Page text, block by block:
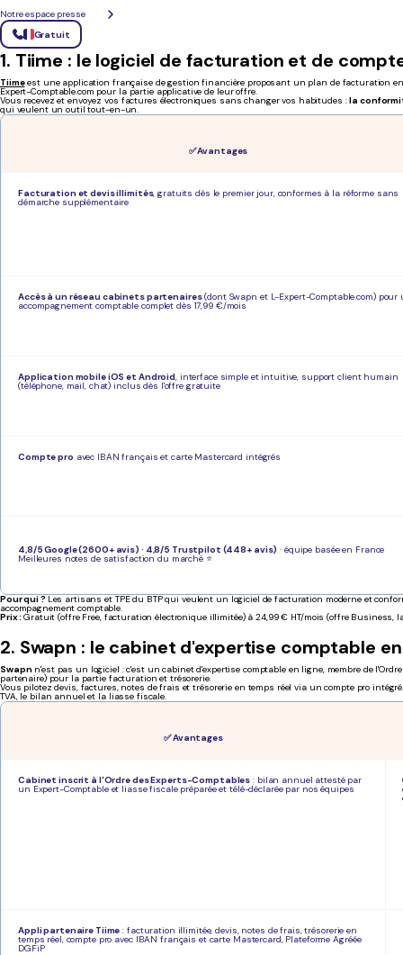
Notre espace presse
Gratuit
Quels sont les meilleurs logiciels de
1. Tiime : le logiciel de facturation et de
Tiimeest une application française de gestion financière proposant un plan de facturation
Expert-Comptable.com pour la partie applicative de leur offre.
Vous recevez et envoyez vos factures électroniques sans changer vos habitudes :la
qui veulent un outil tout-en-un.
✅ Avantages
Facturation et devis illimités, gratuits dès le premier jour, conformes à la réforme sans
démarche supplémentaire
Accès à un réseau cabinets partenaires(dont Swapn et L-Expert-Comptable.com) pour
accompagnement comptable complet dès 17,99 €/mois
Application mobile iOS et Android, interface simple et intuitive, support client humain
(téléphone, mail, chat) inclus dès l'offre gratuite
Compte pro avec IBAN français et carte Mastercard intégrés
4,8/5 Google (2600+ avis) · 4,8/5 Trustpilot (448+ avis) · équipe basée en France
Meilleures notes de satisfaction du marché ⭐
Pour qui ?Les artisans et TPE du BTP qui veulent un logiciel de facturation moderne et
accompagnement comptable.
Prix :Gratuit (offre Free, facturation électronique illimitée) à 24,99 € HT/mois (offre Business,
2. Swapn : le cabinet d'expertise comptable
Swapnn'est pas un logiciel : c'est un cabinet d'expertise comptable en ligne, membre de
partenaire) pour la partie facturation et trésorerie.
Vous pilotez devis, factures, notes de frais et trésorerie en temps réel via un compte pro
TVA, le bilan annuel et la liasse fiscale.
✅ Avantages
Cabinet inscrit à l'Ordre des Experts-Comptables : bilan annuel attesté par
un Expert-Comptable et liasse fiscale préparée et télé-déclarée par nos équipes
Appli partenaire Tiime : facturation illimitée, devis, notes de frais, trésorerie en
temps réel, compte pro avec IBAN français et carte Mastercard, Plateforme Agréée
DGFiP